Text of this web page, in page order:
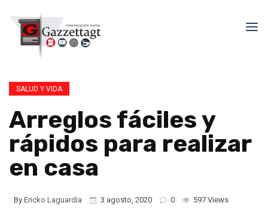
SALUD Y VIDA
Arreglos fáciles y
rápidos para realizar
en casa
By Ericko Laguardia 3 agosto, 2020 0 597 Views